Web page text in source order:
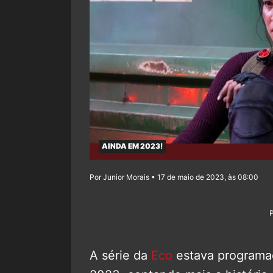
AINDA EM 2023!
Por Junior Morais • 17 de maio de 2023, às 08:00
A série da Eco estava